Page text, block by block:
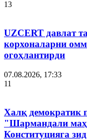
13
UZCERT давлат
корхоналарни
огоҳлантирди
07.08.2026, 17:33
11
Халқ демократик
"Шармандали
Конституцияга зид